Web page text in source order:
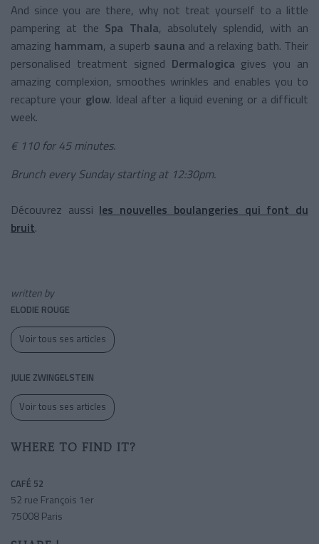
And since you are there, why not treat yourself to a little
pampering at the Spa Thala, absolutely splendid, with an
amazing hammam, a superb sauna and a relaxing bath. Their
personalised treatment signed Dermalogica gives you an
amazing complexion, smoothes wrinkles and enables you to
recapture your glow. Ideal after a liquid evening or a difficult
week.
€ 110 for 45 minutes.
Brunch every Sunday starting at 12:30pm.
Découvrez aussi les nouvelles boulangeries qui font du
bruit.
written by
ELODIE ROUGE
Voir tous ses articles
JULIE ZWINGELSTEIN
Voir tous ses articles
WHERE TO FIND IT?
CAFÉ 52
52 rue François 1er
75008 Paris